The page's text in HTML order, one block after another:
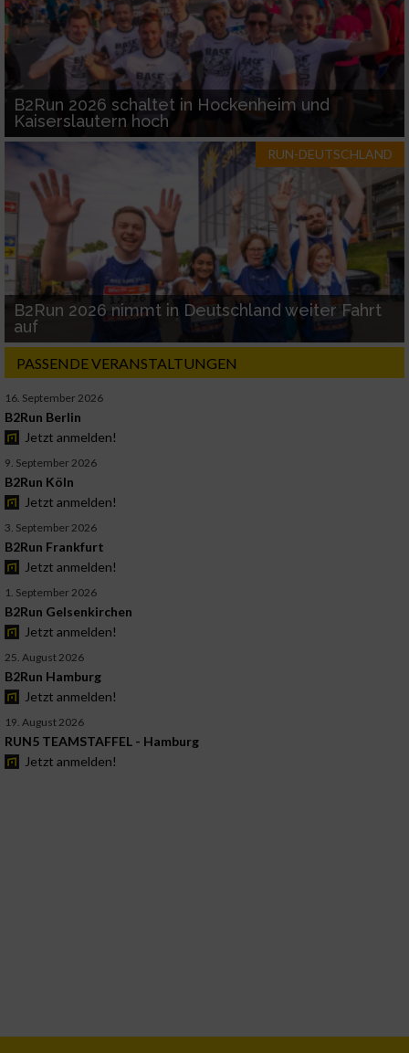
B2Run 2026 schaltet in Hockenheim und
Kaiserslautern hoch
RUN-DEUTSCHLAND
B2Run 2026 nimmt in Deutschland weiter Fahrt
auf
PASSENDE VERANSTALTUNGEN
16. September 2026
B2Run Berlin
Jetzt anmelden!
9. September 2026
B2Run Köln
Jetzt anmelden!
3. September 2026
B2Run Frankfurt
Jetzt anmelden!
1. September 2026
B2Run Gelsenkirchen
Jetzt anmelden!
25. August 2026
B2Run Hamburg
Jetzt anmelden!
19. August 2026
RUN5 TEAMSTAFFEL - Hamburg
Jetzt anmelden!